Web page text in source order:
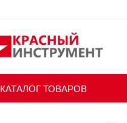
КАТАЛОГ ТОВАРОВ